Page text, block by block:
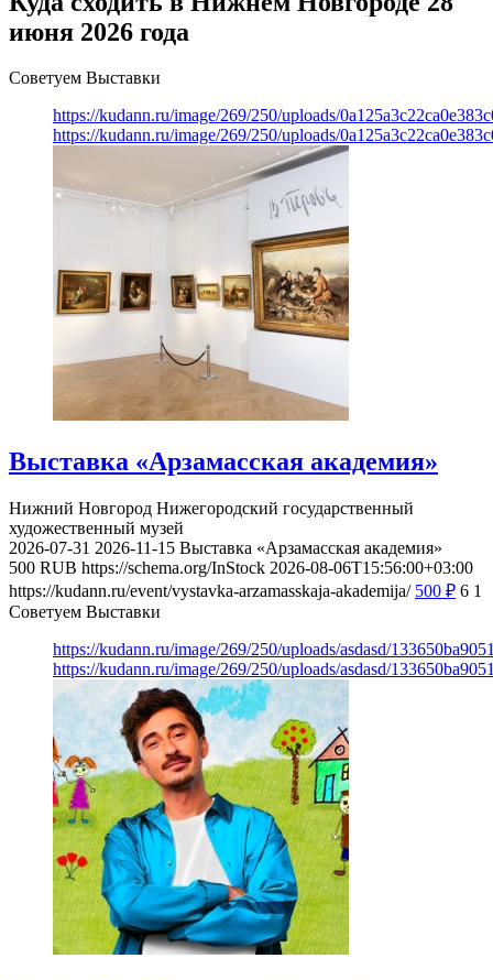
июня 2026 года
Советуем Выставки
https://kudann.ru/image/269/250/uploads/
https://kudann.ru/image/269/250/uploads/
Выставка «Арзамасская академия»
Нижний Новгород Нижегородский государственный
художественный музей
2026-07-31 2026-11-15 Выставка «Арзамасская академия»
500 RUB https://schema.org/InStock 2026-08-06T15:56:00+03:00
https://kudann.ru/event/vystavka-arzamasskaja-akademija/ 500 ₽ 6 1
Советуем Выставки
https://kudann.ru/image/269/250/uploads/asdasd/
https://kudann.ru/image/269/250/uploads/asdasd/